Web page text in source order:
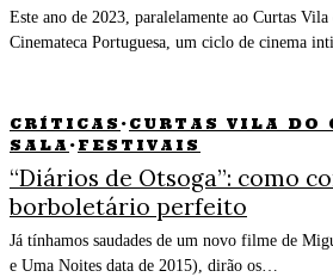
Este ano de 2023, paralelamente ao Curtas
Cinemateca Portuguesa, um ciclo de cinema
CRÍTICAS · CURTAS VILA DO
SALA · FESTIVAIS
“Diários de Otsoga”: como
borboletário perfeito
Já tínhamos saudades de um novo filme de
e Uma Noites data de 2015), dirão os…